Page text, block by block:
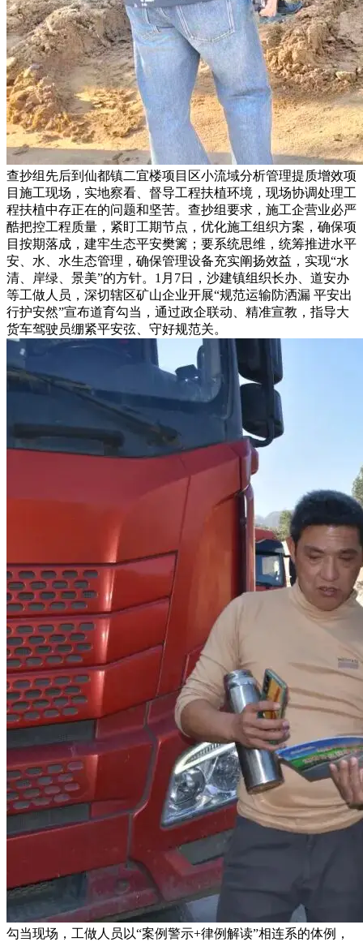
查抄组先后到仙都镇二宜楼项目区小流域分析管理提质增效项
目施工现场，实地察看、督导工程扶植环境，现场协调处理工
程扶植中存正在的问题和坚苦。查抄组要求，施工企营业必严
酷把控工程质量，紧盯工期节点，优化施工组织方案，确保项
目按期落成，建牢生态平安樊篱；要系统思维，统筹推进水平
安、水、水生态管理，确保管理设备充实阐扬效益，实现“水
清、岸绿、景美”的方针。1月7日，沙建镇组织长办、道安办
等工做人员，深切辖区矿山企业开展“规范运输防洒漏 平安出
行护安然”宣布道育勾当，通过政企联动、精准宣教，指导大
货车驾驶员绷紧平安弦、守好规范关。
勾当现场，工做人员以“案例警示+律例解读”相连系的体例，